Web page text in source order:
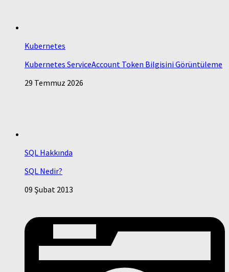
Kubernetes
Kubernetes ServiceAccount Token Bilgisini Görüntüleme
29 Temmuz 2026
SQL Hakkında
SQL Nedir?
09 Şubat 2013